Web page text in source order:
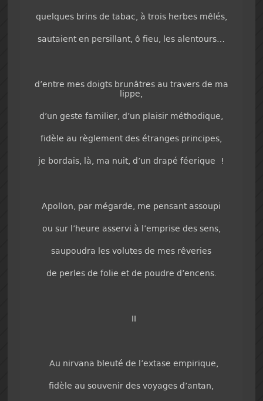
quelques brins de tabac, à trois herbes mêlés,
sautaient en persillant, ô fieu, les alentours…
d’entre mes doigts brunâtres au travers de ma
lippe,
d’un geste familier, d’un plaisir méthodique,
fidèle au règlement des étranges principes,
je bordais, là, ma nuit, d’un drapé féerique !
Apollon, par mégarde, me pensant assoupi
ou sur l’heure asservi à l’emprise des sens,
saupoudra les volutes de mes rêveries
de perles de folie et de poudre d’encens.
II
Au nirvana bleuté de l’extase empirique,
fidèle au souvenir des voyages d’antan,